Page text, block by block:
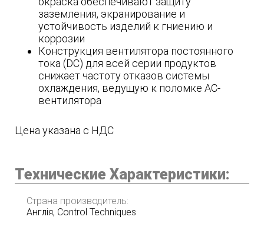
заземления, экранирование и
устойчивость изделий к гниению и
коррозии
Конструкция вентилятора постоянного
тока (DC) для всей серии продуктов
снижает частоту отказов системы
охлаждения, ведущую к поломке AC-
вентилятора
Цена указана с НДС
Технические Характеристики:
Страна производитель:
Англія, Control Techniques